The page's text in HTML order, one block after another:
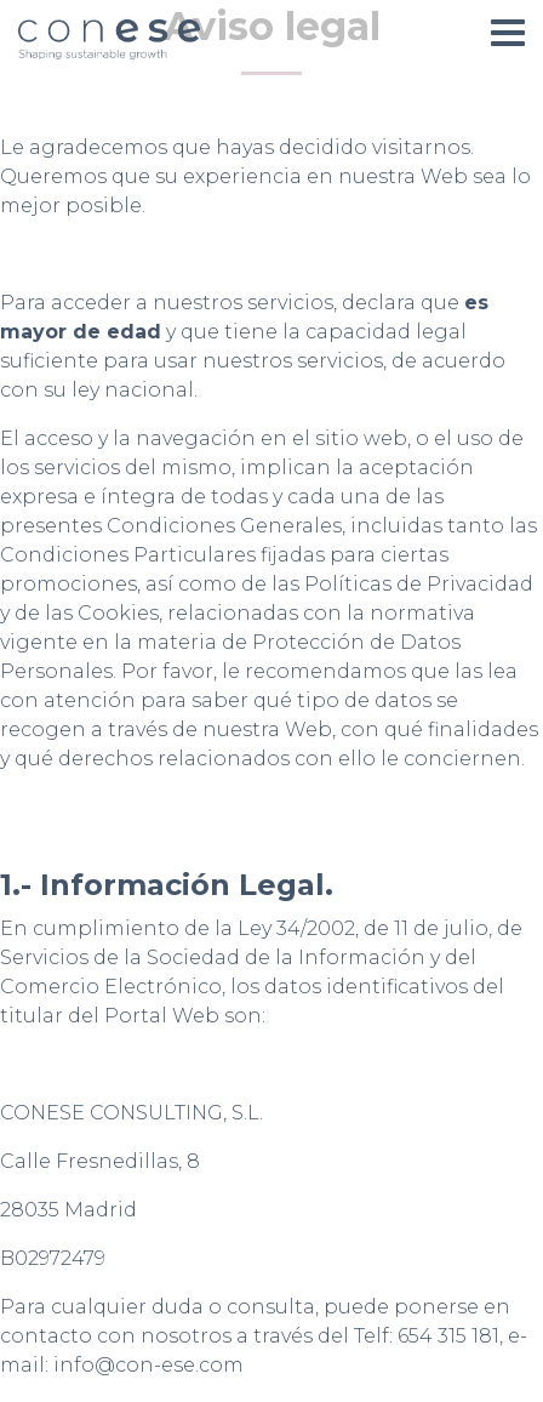
Aviso legal
Le agradecemos que hayas decidido visitarnos.
Queremos que su experiencia en nuestra Web sea lo
mejor posible.
Para acceder a nuestros servicios, declara que es
mayor de edad y que tiene la capacidad legal
suficiente para usar nuestros servicios, de acuerdo
con su ley nacional.
El acceso y la navegación en el sitio web, o el uso de
los servicios del mismo, implican la aceptación
expresa e íntegra de todas y cada una de las
presentes Condiciones Generales, incluidas tanto las
Condiciones Particulares fijadas para ciertas
promociones, así como de las Políticas de Privacidad
y de las Cookies, relacionadas con la normativa
vigente en la materia de Protección de Datos
Personales. Por favor, le recomendamos que las lea
con atención para saber qué tipo de datos se
recogen a través de nuestra Web, con qué finalidades
y qué derechos relacionados con ello le conciernen.
1.- Información Legal.
En cumplimiento de la Ley 34/2002, de 11 de julio, de
Servicios de la Sociedad de la Información y del
Comercio Electrónico, los datos identificativos del
titular del Portal Web son:
CONESE CONSULTING, S.L.
Calle Fresnedillas, 8
28035 Madrid
B02972479
Para cualquier duda o consulta, puede ponerse en
contacto con nosotros a través del Telf: 654 315 181, e-
mail: info@con-ese.com